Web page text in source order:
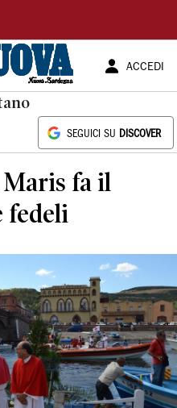
ACCEDI
SEGUICI SU DISCOVER
fa il
fedeli